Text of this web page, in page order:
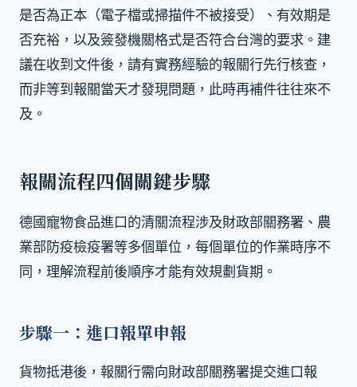
是否為正本（電子檔或掃描件不被接受）、有效期是
否充裕，以及簽發機關格式是否符合台灣的要求。建
議在收到文件後，請有實務經驗的報關行先行核查，
而非等到報關當天才發現問題，此時再補件往往來不
及。
報關流程四個關鍵步驟
德國寵物食品進口的清關流程涉及財政部關務署、農
業部防疫檢疫署等多個單位，每個單位的作業時序不
同，理解流程前後順序才能有效規劃貨期。
步驟一：進口報單申報
貨物抵港後，報關行需向財政部關務署提交進口報